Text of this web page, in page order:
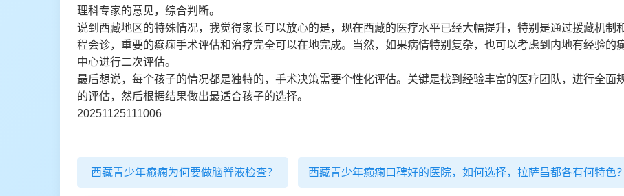
理科专家的意见，综合判断。
说到西藏地区的特殊情况，我觉得家长可以放心的是，现在西藏的医疗水平已经大幅提升，特别是通过援藏机制
程会诊，重要的癫痫手术评估和治疗完全可以在地完成。当然，如果病情特别复杂，也可以考虑到内地有经验的
中心进行二次评估。
最后想说，每个孩子的情况都是独特的，手术决策需要个性化评估。关键是找到经验丰富的医疗团队，进行全面
的评估，然后根据结果做出最适合孩子的选择。
20251125111006
西藏青少年癫痫为何要做脑脊液检查？ 西藏青少年癫痫口碑好的医院，如何选择，拉萨昌都各有何特色？